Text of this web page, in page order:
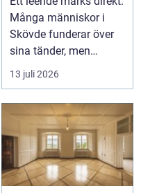
Många människor i
Skövde funderar över
sina tänder, men
skjuter upp att gör...
13 juli 2026